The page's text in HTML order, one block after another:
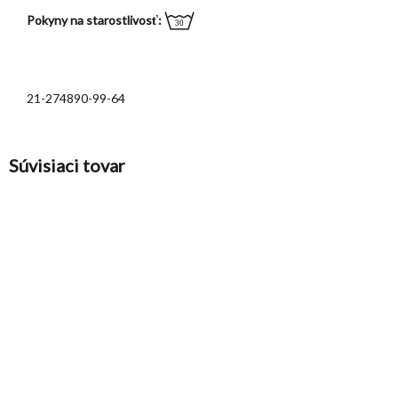
Pokyny na starostlivosť:
21-274890-99-64
Súvisiaci tovar